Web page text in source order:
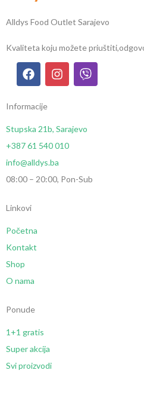
Alldys Food Outlet Sarajevo
Kvaliteta koju možete priuštiti,
Informacije
Stupska 21b, Sarajevo
+387 61 540 010
info@alldys.ba
08:00 – 20:00, Pon-Sub
Linkovi
Početna
Kontakt
Shop
O nama
Ponude
1+1 gratis
Super akcija
Svi proizvodi